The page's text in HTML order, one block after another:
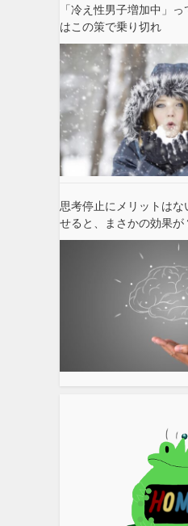
「冷え性男子増加中」
はこの策で乗り切れ
思考停止にメリットはな
せると、まさかの効果が